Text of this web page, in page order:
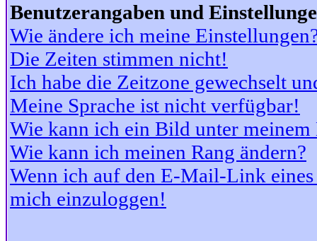
Benutzerangaben und
Wie ändere ich meine
Die Zeiten stimmen nicht!
Ich habe die Zeitzone gewechselt
Meine Sprache ist nicht verfügbar!
Wie kann ich ein Bild unter meinem
Wie kann ich meinen Rang ändern?
Wenn ich auf den E-Mail-Link
mich einzuloggen!